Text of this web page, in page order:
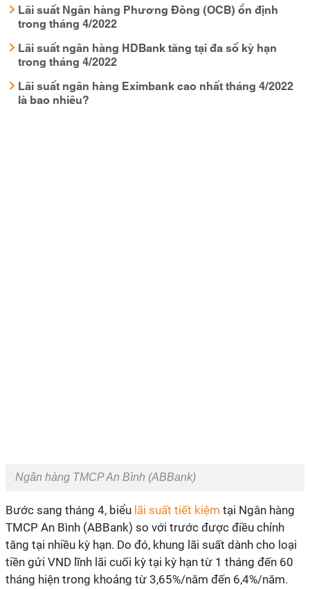
Lãi suất Ngân hàng Phương Đông (OCB) ổn định
trong tháng 4/2022
Lãi suất ngân hàng HDBank tăng tại đa số kỳ hạn
trong tháng 4/2022
Lãi suất ngân hàng Eximbank cao nhất tháng 4/2022
là bao nhiêu?
Ngân hàng TMCP An Bình (ABBank)
Bước sang tháng 4, biểu lãi suất tiết kiệm tại Ngân hàng
TMCP An Bình (ABBank) so với trước được điều chỉnh
tăng tại nhiều kỳ hạn. Do đó, khung lãi suất dành cho loại
tiền gửi VND lĩnh lãi cuối kỳ tại kỳ hạn từ 1 tháng đến 60
tháng hiện trong khoảng từ 3,65%/năm đến 6,4%/năm.